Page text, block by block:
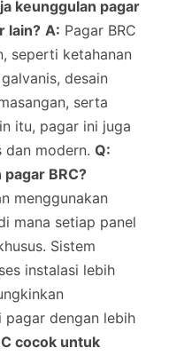
keunggulan pagar
lain? A: Pagar BRC
seperti ketahanan
desain
serta
itu, pagar ini juga
modern. Q:
BRC?
menggunakan
mana setiap panel
Sistem
instalasi lebih
pagar dengan lebih
cocok untuk